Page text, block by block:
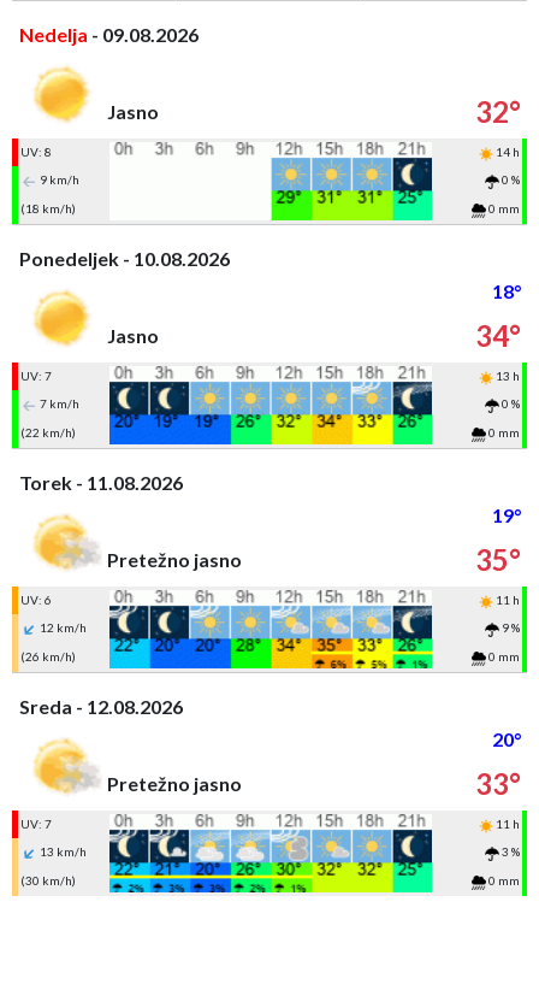
Nedelja - 09.08.2026
Jasno 32°
UV: 8
14 h
9 km/h
0 %
(18 km/h)
0 mm
Ponedeljek - 10.08.2026
18°
Jasno
34°
UV: 7
13 h
7 km/h
0 %
(22 km/h)
0 mm
Torek - 11.08.2026
19°
Pretežno jasno
35°
UV: 6
11 h
12 km/h
9 %
(26 km/h)
0 mm
Sreda - 12.08.2026
20°
Pretežno jasno
33°
UV: 7
11 h
13 km/h
3 %
(30 km/h)
0 mm